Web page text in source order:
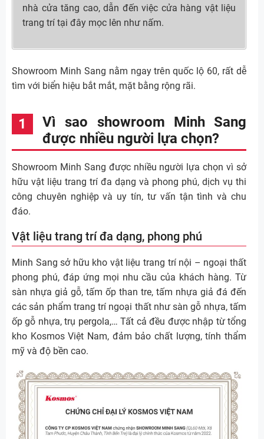
nhà cửa tăng cao, dẫn đến việc cửa hàng vật liệu
trang trí tại đây mọc lên như nấm.
Showroom Minh Sang nằm ngay trên quốc lộ 60, rất dễ
tìm với biển hiệu bắt mắt, mặt bằng rộng rãi.
Vì sao showroom Minh Sang
được nhiều người lựa chọn?
Showroom Minh Sang được nhiều người lựa chọn vì sở
hữu vật liệu trang trí đa dạng và phong phú, dịch vụ thi
công chuyên nghiệp và uy tín, tư vấn tận tình và chu
đáo.
Vật liệu trang trí đa dạng, phong phú
Minh Sang sở hữu kho vật liệu trang trí nội – ngoại thất
phong phú, đáp ứng mọi nhu cầu của khách hàng. Từ
sàn nhựa giả gỗ, tấm ốp than tre, tấm nhựa giả đá đến
các sản phẩm trang trí ngoại thất như sàn gỗ nhựa, tấm
ốp gỗ nhựa, trụ pergola,… Tất cả đều được nhập từ tổng
kho Kosmos Việt Nam, đảm bảo chất lượng, tính thẩm
mỹ và độ bền cao.